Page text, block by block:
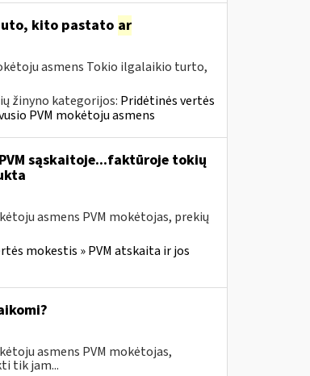
kito pastato ar
asmens Tokio ilgalaikio turto,
žinyno kategorijos: Pridėtinės vertės
PVM mokėtoju asmens
sąskaitoje...faktūroje tokių
asmens PVM mokėtojas, prekių
mokestis » PVM atskaita ir jos
asmens PVM mokėtojas,
tik jam...